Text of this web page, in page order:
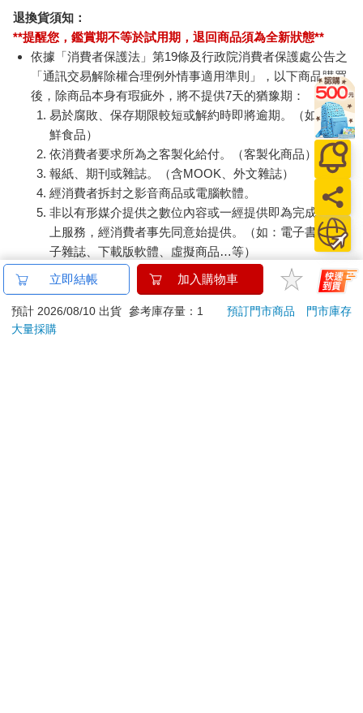
退換貨須知：
**提醒您，鑑賞期不等於試用期，退回商品須為全新狀態**
依據「消費者保護法」第19條及行政院消費者保護處公告之
「通訊交易解除權合理例外情事適用準則」，以下商品購買
後，除商品本身有瑕疵外，將不提供7天的猶豫期：
易於腐敗、保存期限較短或解約時即將逾期。（如：生
鮮食品）
依消費者要求所為之客製化給付。（客製化商品）
報紙、期刊或雜誌。（含MOOK、外文雜誌）
經消費者拆封之影音商品或電腦軟體。
非以有形媒介提供之數位內容或一經提供即為完成之線
上服務，經消費者事先同意始提供。（如：電子書、電
子雜誌、下載版軟體、虛擬商品…等）
已拆封之個人衛生用品。（如：內衣褲、刮鬍刀、除毛
若非上列種類商品，均享有到貨7天的猶豫期（含例假
日）。
立即結帳 加入購物車
預計 2026/08/10 出貨 參考庫存量：1 預訂門市商品
門市庫存
大量採購